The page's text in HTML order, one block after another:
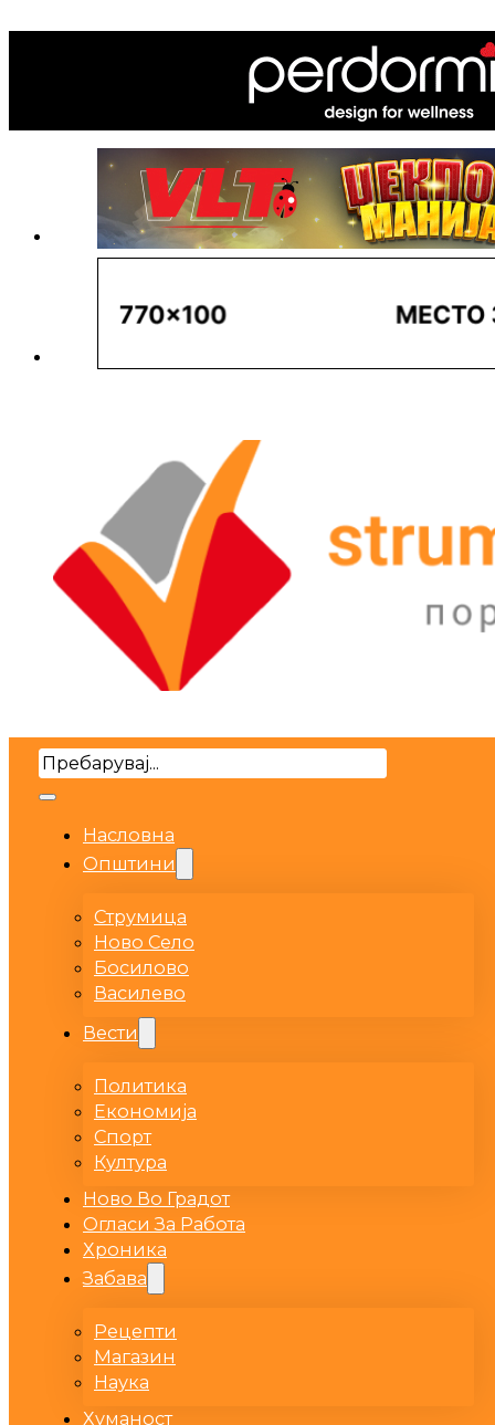
Search
Насловна
Општини
Струмица
Ново Село
Босилово
Василево
Вести
Политика
Економија
Спорт
Култура
Ново Во Градот
Огласи За Работа
Хроника
Забава
Рецепти
Магазин
Наука
Хуманост